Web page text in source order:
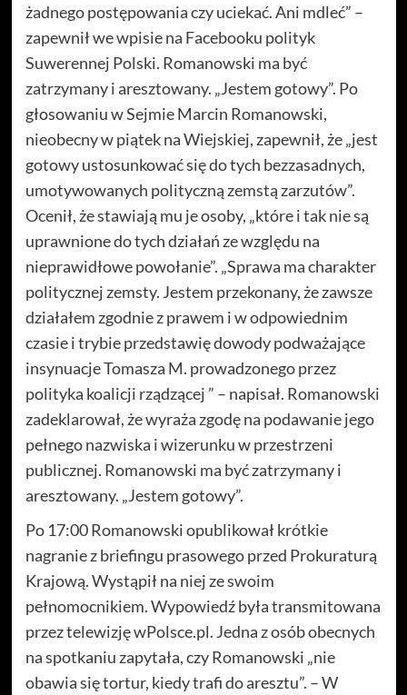
żadnego postępowania czy uciekać. Ani mdleć” –
zapewnił we wpisie na Facebooku polityk
Suwerennej Polski. Romanowski ma być
zatrzymany i aresztowany. „Jestem gotowy”. Po
głosowaniu w Sejmie Marcin Romanowski,
nieobecny w piątek na Wiejskiej, zapewnił, że „jest
gotowy ustosunkować się do tych bezzasadnych,
umotywowanych polityczną zemstą zarzutów”.
Ocenił, że stawiają mu je osoby, „które i tak nie są
uprawnione do tych działań ze względu na
nieprawidłowe powołanie”. „Sprawa ma charakter
politycznej zemsty. Jestem przekonany, że zawsze
działałem zgodnie z prawem i w odpowiednim
czasie i trybie przedstawię dowody podważające
insynuacje Tomasza M. prowadzonego przez
polityka koalicji rządzącej ” – napisał. Romanowski
zadeklarował, że wyraża zgodę na podawanie jego
pełnego nazwiska i wizerunku w przestrzeni
publicznej. Romanowski ma być zatrzymany i
aresztowany. „Jestem gotowy”.
Po 17:00 Romanowski opublikował krótkie
nagranie z briefingu prasowego przed Prokuraturą
Krajową. Wystąpił na niej ze swoim
pełnomocnikiem. Wypowiedź była transmitowana
przez telewizję wPolsce.pl. Jedna z osób obecnych
na spotkaniu zapytała, czy Romanowski „nie
obawia się tortur, kiedy trafi do aresztu”. – W